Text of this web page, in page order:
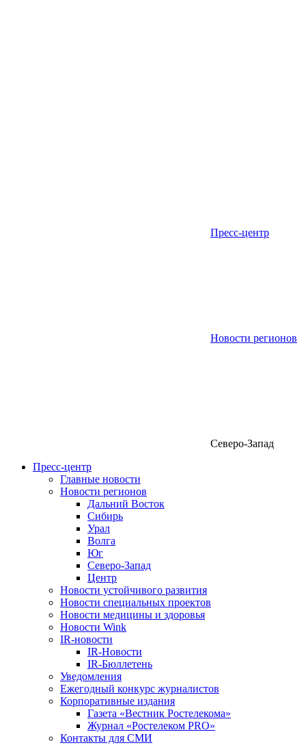
Пресс-центр
Новости регионов
Северо-Запад
Пресс-центр
Главные новости
Новости регионов
Дальний Восток
Сибирь
Урал
Волга
Юг
Северо-Запад
Центр
Новости устойчивого развития
Новости специальных проектов
Новости медицины и здоровья
Новости Wink
IR-новости
IR-Новости
IR-Бюллетень
Уведомления
Ежегодный конкурс журналистов
Корпоративные издания
Газета «Вестник Ростелекома»
Журнал «Ростелеком PRO»
Контакты для СМИ